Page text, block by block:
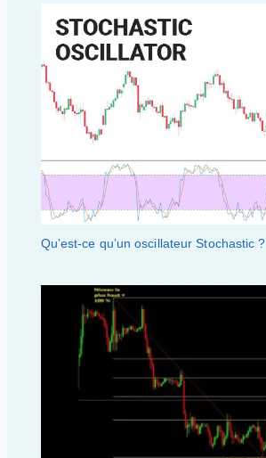
Qu’est-ce qu’un oscillateur Stochastic ?